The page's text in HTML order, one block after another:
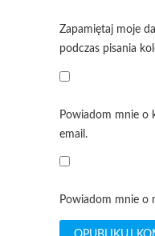
Zapamiętaj moje
podczas pisania
Powiadom mnie o
email.
Powiadom mnie o